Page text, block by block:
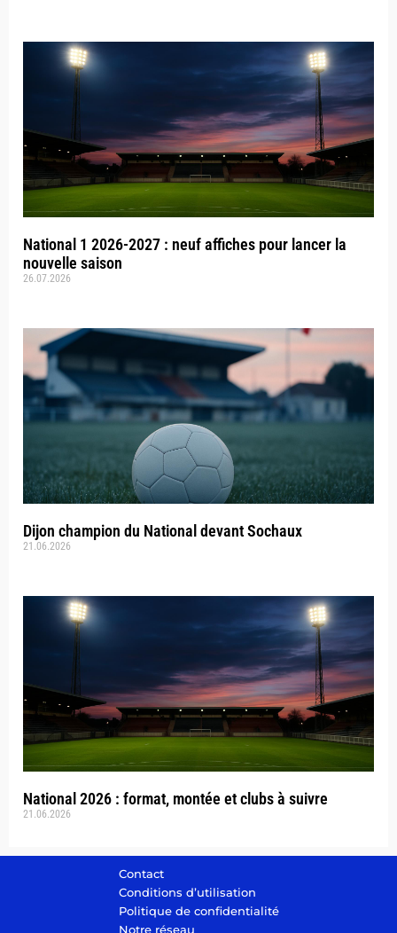
National 1 2026-2027 : neuf affiches pour lancer la
nouvelle saison
26.07.2026
Dijon champion du National devant Sochaux
21.06.2026
National 2026 : format, montée et clubs à suivre
21.06.2026
Contact
Conditions d’utilisation
Politique de confidentialité
Notre réseau